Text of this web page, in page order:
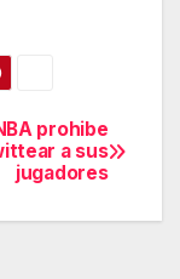
prohibe
a sus
jugadores